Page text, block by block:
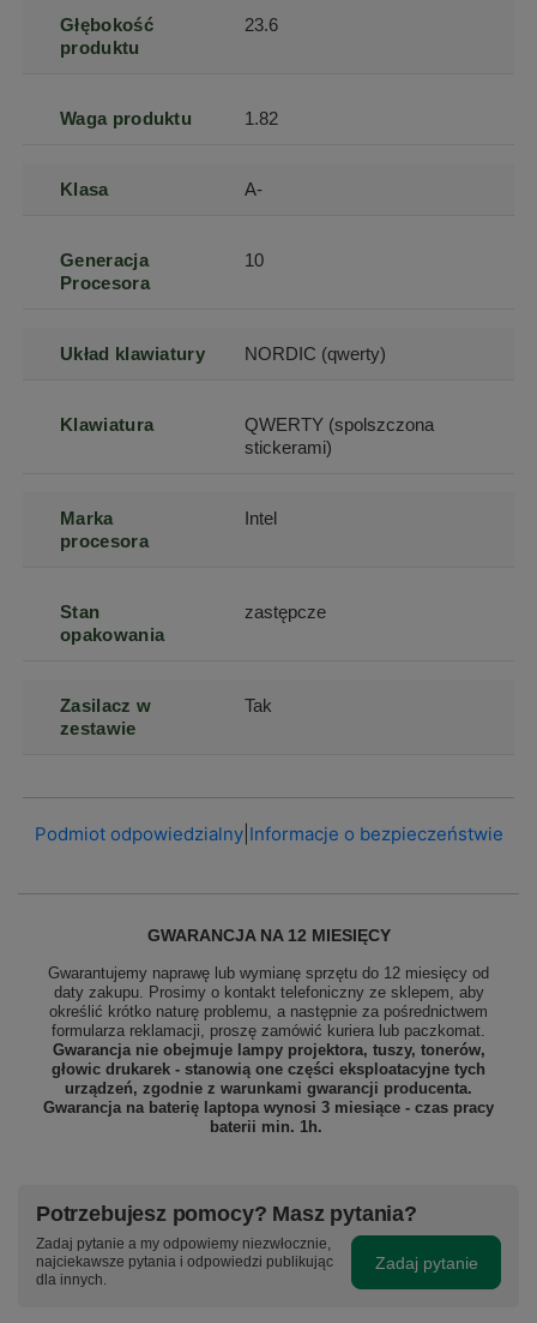
Głębokość
produktu
23.6
Waga produktu 1.82
Klasa A-
Generacja
Procesora
10
Układ klawiatury NORDIC (qwerty)
Klawiatura
QWERTY (spolszczona
stickerami)
Marka
procesora
Intel
Stan
opakowania
zastępcze
Zasilacz w
zestawie
Tak
Podmiot odpowiedzialny| Informacje o bezpieczeństwie
GWARANCJA NA 12 MIESIĘCY
Gwarantujemy naprawę lub wymianę sprzętu do 12 miesięcy od
daty zakupu. Prosimy o kontakt telefoniczny ze sklepem, aby
określić krótko naturę problemu, a następnie za pośrednictwem
formularza reklamacji, proszę zamówić kuriera lub paczkomat.
Gwarancja nie obejmuje lampy projektora, tuszy, tonerów,
głowic drukarek - stanowią one części eksploatacyjne tych
urządzeń, zgodnie z warunkami gwarancji producenta.
Gwarancja na baterię laptopa wynosi 3 miesiące - czas pracy
baterii min. 1h.
Potrzebujesz pomocy? Masz pytania?
Zadaj pytanie a my odpowiemy niezwłocznie,
najciekawsze pytania i odpowiedzi publikując
dla innych.
Zadaj pytanie